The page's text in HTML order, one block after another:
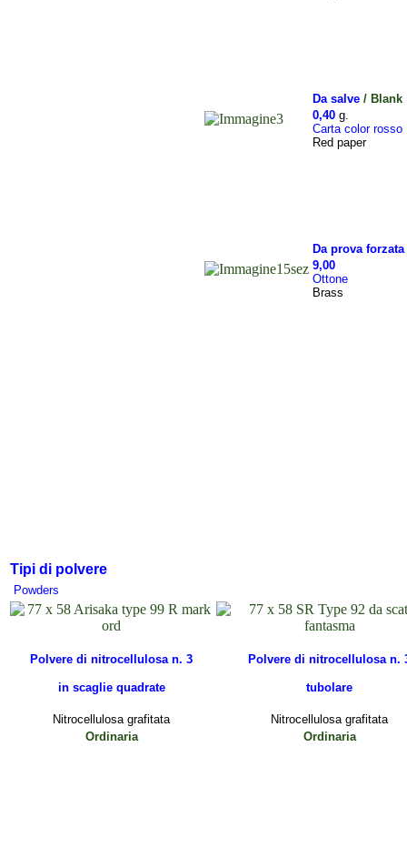
Da salve / Blank
0,40 g.
Carta color rosso
Red paper
Da prova forzata
9,00
Ottone
Brass
Tipi di polvere
Powders
Polvere di nitrocellulosa n. 3
in scaglie quadrate
Polvere di nitrocellulosa n.
tubolare
Nitrocellulosa grafitata Nitrocellulosa grafitata
Ordinaria
Ordinaria